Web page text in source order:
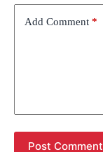
Add Comment *
Post Comment